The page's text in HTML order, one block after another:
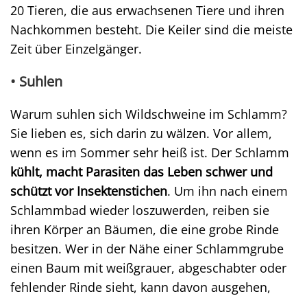
20 Tieren, die aus erwachsenen Tiere und ihren
Nachkommen besteht. Die Keiler sind die meiste
Zeit über Einzelgänger.
• Suhlen
Warum suhlen sich Wildschweine im Schlamm?
Sie lieben es, sich darin zu wälzen. Vor allem,
wenn es im Sommer sehr heiß ist. Der Schlamm
kühlt, macht Parasiten das Leben schwer und
schützt vor Insektenstichen. Um ihn nach einem
Schlammbad wieder loszuwerden, reiben sie
ihren Körper an Bäumen, die eine grobe Rinde
besitzen. Wer in der Nähe einer Schlammgrube
einen Baum mit weißgrauer, abgeschabter oder
fehlender Rinde sieht, kann davon ausgehen,